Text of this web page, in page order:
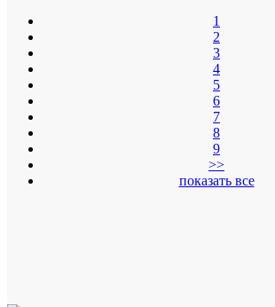
1
2
3
4
5
6
7
8
9
>>
показать все